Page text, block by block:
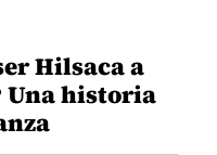
Hilsaca a
Una historia